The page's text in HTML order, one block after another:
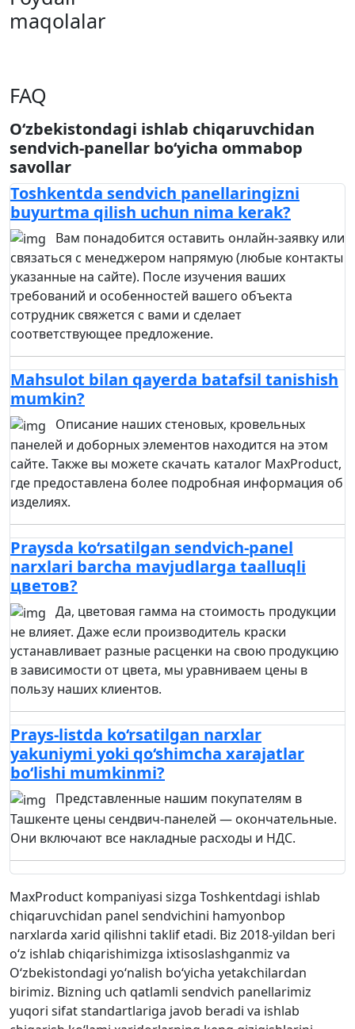
maqolalar
FAQ
O‘zbekistondagi ishlab chiqaruvchidan
sendvich-panellar bo‘yicha ommabop
savollar
Toshkentda sendvich panellaringizni
buyurtma qilish uchun nima kerak?
Вам понадобится оставить онлайн-заявку или
связаться с менеджером напрямую (любые контакты
указанные на сайте). После изучения ваших
требований и особенностей вашего объекта
сотрудник свяжется с вами и сделает
соответствующее предложение.
Mahsulot bilan qayerda batafsil tanishish
mumkin?
Описание наших стеновых, кровельных
панелей и доборных элементов находится на этом
сайте. Также вы можете скачать каталог MaxProduct,
где предоставлена более подробная информация об
изделиях.
Praysda ko‘rsatilgan sendvich-panel
narxlari barcha mavjudlarga taalluqli
цветов?
Да, цветовая гамма на стоимость продукции
не влияет. Даже если производитель краски
устанавливает разные расценки на свою продукцию
в зависимости от цвета, мы уравниваем цены в
пользу наших клиентов.
Prays-listda ko‘rsatilgan narxlar
yakuniymi yoki qo‘shimcha xarajatlar
bo‘lishi mumkinmi?
Представленные нашим покупателям в
Ташкенте цены сендвич-панелей — окончательные.
Они включают все накладные расходы и НДС.
MaxProduct kompaniyasi sizga Toshkentdagi ishlab
chiqaruvchidan panel sendvichini hamyonbop
narxlarda xarid qilishni taklif etadi. Biz 2018-yildan beri
o‘z ishlab chiqarishimizga ixtisoslashganmiz va
O‘zbekistondagi yo‘nalish bo‘yicha yetakchilardan
birimiz. Bizning uch qatlamli sendvich panellarimiz
yuqori sifat standartlariga javob beradi va ishlab